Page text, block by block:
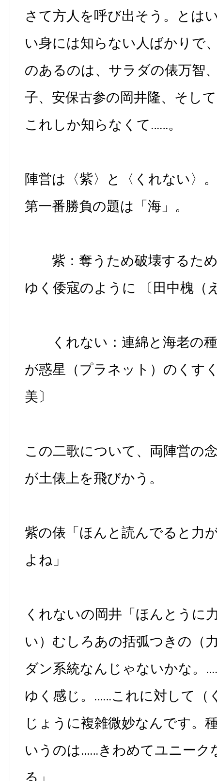
さて方人を呼び出そう。とは
い身には知らない人ばかりで
のあるのは、サラダの俵万智
子、安保古参の岡井隆、そし
これしか知らなくて……。
陣営は〈紫〉と〈くれない〉
第一番勝負の題は「海」。
紫：奪うため破壊するため
ゆく倭寇のように 〔田中槐（
くれない：連綿と海老の種
が惑星（プラネット）のくす
美〕
この二歌について、両陣営の
が土俵上を飛びかう。
紫の俵「ほんと読んでると力
よね」
くれないの岡井「ほんとうに
い）むしろあの括弧つきの（
ダン系統なんじゃないかな。
ゆく感じ。……これに対して（
じょうに複雑微妙なんです。
いうのは……きわめてユニーク
る」